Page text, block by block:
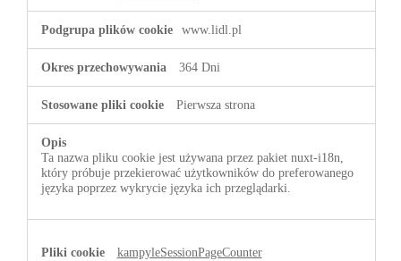
www.lidl.pl
364 Dni
Pierwsza strona
Ta nazwa pliku cookie jest używana przez pakiet nuxt-i18n,
który próbuje przekierować użytkowników do preferowanego
języka poprzez wykrycie języka ich przeglądarki.
kampyleSessionPageCounter